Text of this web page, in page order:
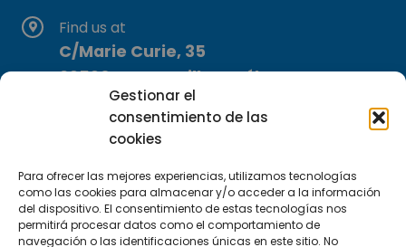
Gestionar el
consentimiento de las
cookies
Para ofrecer las mejores experiencias, utilizamos tecnologías
como las cookies para almacenar y/o acceder a la información
del dispositivo. El consentimiento de estas tecnologías nos
permitirá procesar datos como el comportamiento de
navegación o las identificaciones únicas en este sitio. No
Find us at
C/Marie Curie, 35
29590 Campanillas, Málaga
Subscribe to our Newsletter